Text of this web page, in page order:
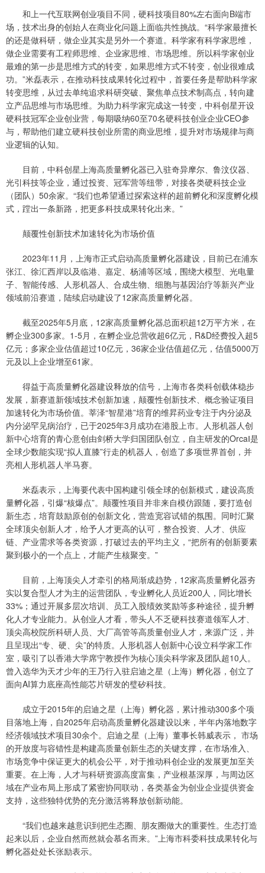
和上一代互联网创业项目不同，硬科技项目80%左右面向B端市
场，技术出身的创始人在商业化问题上面临共性挑战。“科学家最擅长
的还是做科研，做企业其实是另外一个赛道。科学家有科学家思维，
做企业需要有工程师思维、企业家思维、市场思维。所以科学家创业
最难的第一步是思维方式的转变，如果思维方式不转变，创业很难成
功。”米磊表示，在推动科技成果转化过程中，首要任务是帮助科学家
转变思维，从过去单纯追求科研突破、聚焦单点技术制高点，转向建
立产品思维与市场思维。为助力科学家完成这一转变，中科创星开设
硬科技冠军企业创业营，每期吸纳60至70名硬科技创业企业CEO参
与，帮助他们建立硬科技创业所需的商业思维，提升对市场规律与商
业逻辑的认知。
目前，中科创星上海高质量孵化器已入驻奇异摩尔、鲁汶仪器、
光引科技等企业，通过投资、冠军营等纽带，对接各类硬科技企业
（团队）50余家。“我们也希望通过探索这样的超前孵化和深度孵化模
式，蹚出一条新路，把更多科技成果转化出来。”
颠覆性创新技术加速转化为市场价值
2023年11月，上海市正式启动高质量孵化器建设，目前已在浦东
张江、徐汇西岸以及临港、嘉定、杨浦等区域，围绕大模型、光电量
子、智能传感、人形机器人、合成生物、细胞与基因治疗等新兴产业
领域前沿赛道，陆续启动建设了12家高质量孵化器。
截至2025年5月底，12家高质量孵化器总面积超12万平方米，在
孵企业300多家。1-5月，在孵企业总营收超6亿元，R&D经费投入超5
亿元；多家企业估值超过10亿元，36家企业估值超亿元，估值5000万
元及以上企业增至61家。
得益于高质量孵化器建设释放的信号，上海市各类科创载体稳步
发展，新赛道新领域技术创新加速，颠覆性创新技术、概念验证项目
加速转化为市场价值。莘泽“智星港”培育的维昇药业专注于内分泌及
内分泌罕见病治疗，已于2025年3月成功在港股上市。人形机器人创
新中心培育的青心意创由剑桥大学归国团队创立，自主研发的OrcaⅠ是
全球少数能实现“拟人直膝”行走的机器人，创造了多项世界首创，并
亮相人形机器人半马赛。
米磊表示，上海要代表中国构建引领全球的创新模式，建设高质
量孵化器，引爆“核爆点”。颠覆性项目并非来自模仿跟随，要打造创
新生态，培育鼓励原创的创新文化，营造宽容试错的氛围。同时汇聚
全球顶尖创新人才，给予人才更高的认可，整合投资、人才、供应
链、产业需求等各类资源，打破过去的平均主义，“把所有的创新要素
聚到极小的一个点上，才能产生核聚变。”
目前，上海顶尖人才牵引的格局渐成趋势，12家高质量孵化器夯
实以复合型人才为主的运营团队，专业孵化人员近200人，同比增长
33%；通过开展多层次培训、员工入股绩效奖励等多种途径，提升孵
化人才专业能力。从创业人才看，带头人不乏硬科技赛道领军人才、
顶尖高校院所科研人员、大厂高管等高质量创业人才，来源广泛，并
且呈现出“专、硬、尖”的特质。人形机器人创新中心设立科学家工作
室，吸引了以香港大学席宁教授作为核心顶尖科学家及团队超10人。
曾入选华为天才少年的王乃行入驻启迪之星（上海）孵化器，创立了
面向AI算力底座高性能芯片研发的璧矽科技。
成立于2015年的启迪之星（上海）孵化器，累计推动300多个项
目落地上海，自2025年启动高质量孵化器建设以来，半年内落地数字
经济领域技术项目30余个。启迪之星（上海）董事长韩威表示， 市场
的开放度与容错性是构建高质量创新生态的关键支撑，在市场准入、
市场竞争中保证更大的机会公平，对于推动科创企业的发展更加至关
重要。在上海，人才与科研资源高度富集，产业根基深厚，与周边区
域在产业布局上形成了紧密协同联动，各类基金为创业企业提供资金
支持，这些独特优势的充分激活将释放创新动能。
“我们也越来越意识到把生态圈、朋友圈做大的重要性。生态打造
起来以后，企业自然而然就会慕名而来。”上海市科委科技成果转化与
孵化器处处长张励表示。